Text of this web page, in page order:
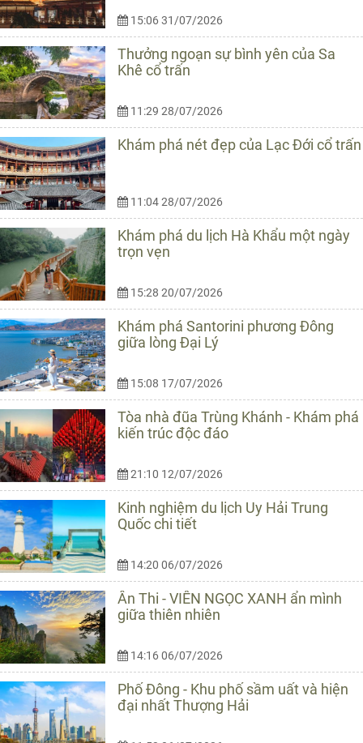
15:06 31/07/2026
Thưởng ngoạn sự bình yên của Sa
Khê cổ trấn
11:29 28/07/2026
Khám phá nét đẹp của Lạc Đới cổ trấn
11:04 28/07/2026
Khám phá du lịch Hà Khẩu một ngày
trọn vẹn
15:28 20/07/2026
Khám phá Santorini phương Đông
giữa lòng Đại Lý
15:08 17/07/2026
Tòa nhà đũa Trùng Khánh - Khám phá
kiến trúc độc đáo
21:10 12/07/2026
Kinh nghiệm du lịch Uy Hải Trung
Quốc chi tiết
14:20 06/07/2026
Ân Thi - VIÊN NGỌC XANH ẩn mình
giữa thiên nhiên
14:16 06/07/2026
Phố Đông - Khu phố sầm uất và hiện
đại nhất Thượng Hải